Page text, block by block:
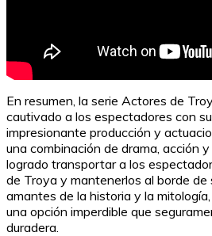
En resumen, la serie Actores de
cautivado a los espectadores con
impresionante producción y
una combinación de drama, acción
logrado transportar a los
de Troya y mantenerlos al borde de
amantes de la historia y la
una opción imperdible que
duradera.